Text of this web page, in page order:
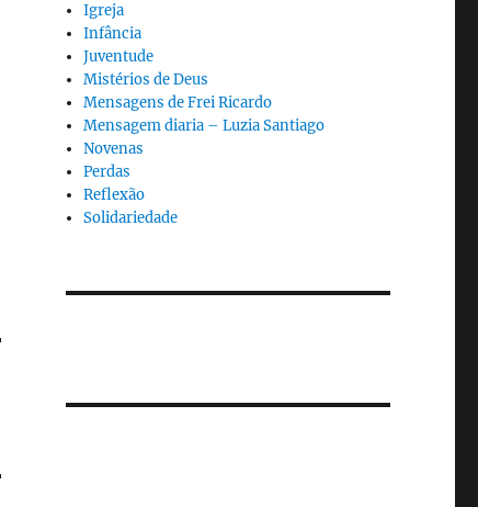
Igreja
Infância
Juventude
Mistérios de Deus
Mensagens de Frei Ricardo
Mensagem diaria – Luzia Santiago
Novenas
Perdas
Reflexão
Solidariedade